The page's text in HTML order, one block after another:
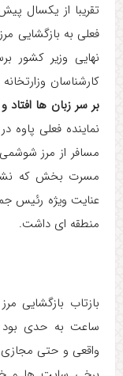
تقریبا از یکسال
فعلی به بازگشایی
نهایی وزیر کشور
کارشناسان
بر سر زبان ها افتاد
مسافر از مرز
مسرت بخش که
عنایت ویژه رئیس
منطقه ای داشت.
بازتاب بازگشایی
ساعت به حدی
واقعی و حتی